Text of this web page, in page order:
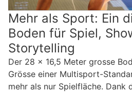
Mehr als Sport: Ein
Boden für Spiel,
Storytelling
Der 28 x 16,5 Meter grosse
Grösse einer Multisport-
mehr als nur Spielfläche. Dank